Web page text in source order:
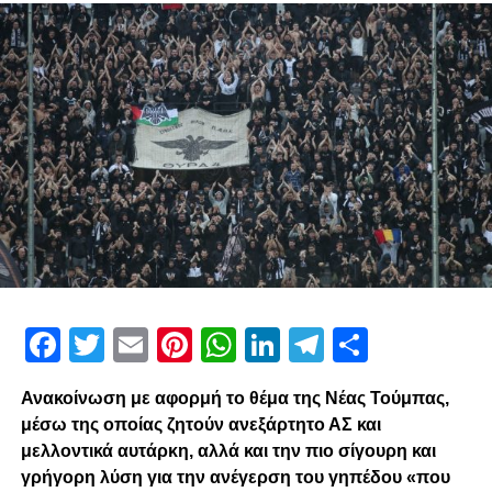
Facebook
Twitter
EmailPinterest
WhatsApp
LinkedIn
Telegram
Ανακοίνωση με αφορμή το θέμα της Νέας Τούμπας,
μέσω της οποίας ζητούν ανεξάρτητο ΑΣ και
μελλοντικά αυτάρκη, αλλά και την πιο σίγουρη και
γρήγορη λύση για την ανέγερση του γηπέδου «που